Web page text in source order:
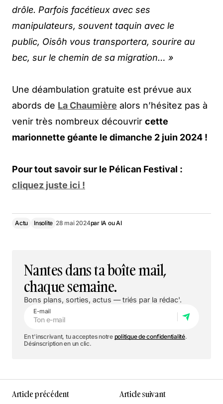
drôle. Parfois facétieux avec ses
manipulateurs, souvent taquin avec le
public, Oisôh vous transportera, sourire au
bec, sur le chemin de sa migration… »
Une déambulation gratuite est prévue aux
abords de La Chaumière alors n’hésitez pas à
venir très nombreux découvrir cette
marionnette géante le dimanche 2 juin 2024 !
Pour tout savoir sur le Pélican Festival :
cliquez juste ici !
Actu Insolite 28 mai 2024par IA ou AI
Nantes dans ta boîte mail,
chaque semaine.
Bons plans, sorties, actus — triés par la rédac'.
E-mail
En t'inscrivant, tu acceptes notre politique de confidentialité.
Désinscription en un clic.
Article précédent Article suivant